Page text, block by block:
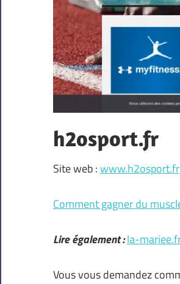
h2osport.fr
Site web :www.h2osport.fr
Comment gagner du
Lire également :la-
Vous vous demandez